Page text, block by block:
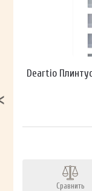
Deartio
Сравнить